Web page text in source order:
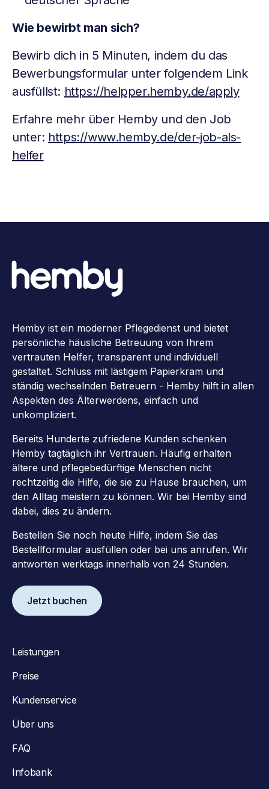
Wie bewirbt man sich?
Bewirb dich in 5 Minuten, indem du das
Bewerbungsformular unter folgendem Link
ausfüllst: https://helpper.hemby.de/apply
Erfahre mehr über Hemby und den Job
unter: https://www.hemby.de/der-job-als-
helfer
Hemby ist ein moderner Pflegedienst und bietet
persönliche häusliche Betreuung von Ihrem
vertrauten Helfer, transparent und individuell
gestaltet. Schluss mit lästigem Papierkram und
ständig wechselnden Betreuern - Hemby hilft in allen
Aspekten des Älterwerdens, einfach und
unkompliziert.
Bereits Hunderte zufriedene Kunden schenken
Hemby tagtäglich ihr Vertrauen. Häufig erhalten
ältere und pflegebedürftige Menschen nicht
rechtzeitig die Hilfe, die sie zu Hause brauchen, um
den Alltag meistern zu können. Wir bei Hemby sind
dabei, dies zu ändern.
Bestellen Sie noch heute Hilfe, indem Sie das
Bestellformular ausfüllen oder bei uns anrufen. Wir
antworten werktags innerhalb von 24 Stunden.
Jetzt buchen
Leistungen
Preise
Kundenservice
Über uns
FAQ
Infobank